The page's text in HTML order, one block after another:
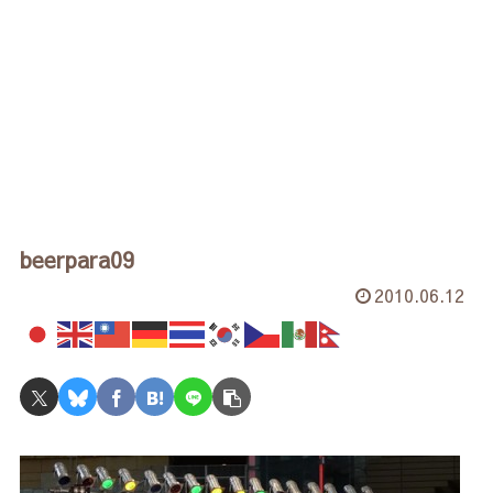
beerpara09
2010.06.12